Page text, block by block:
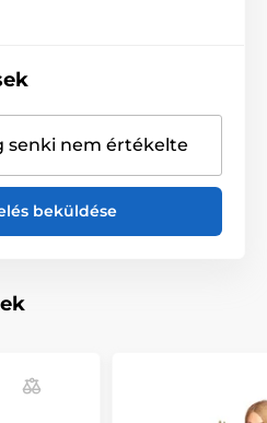
senki nem értékelte
beküldése